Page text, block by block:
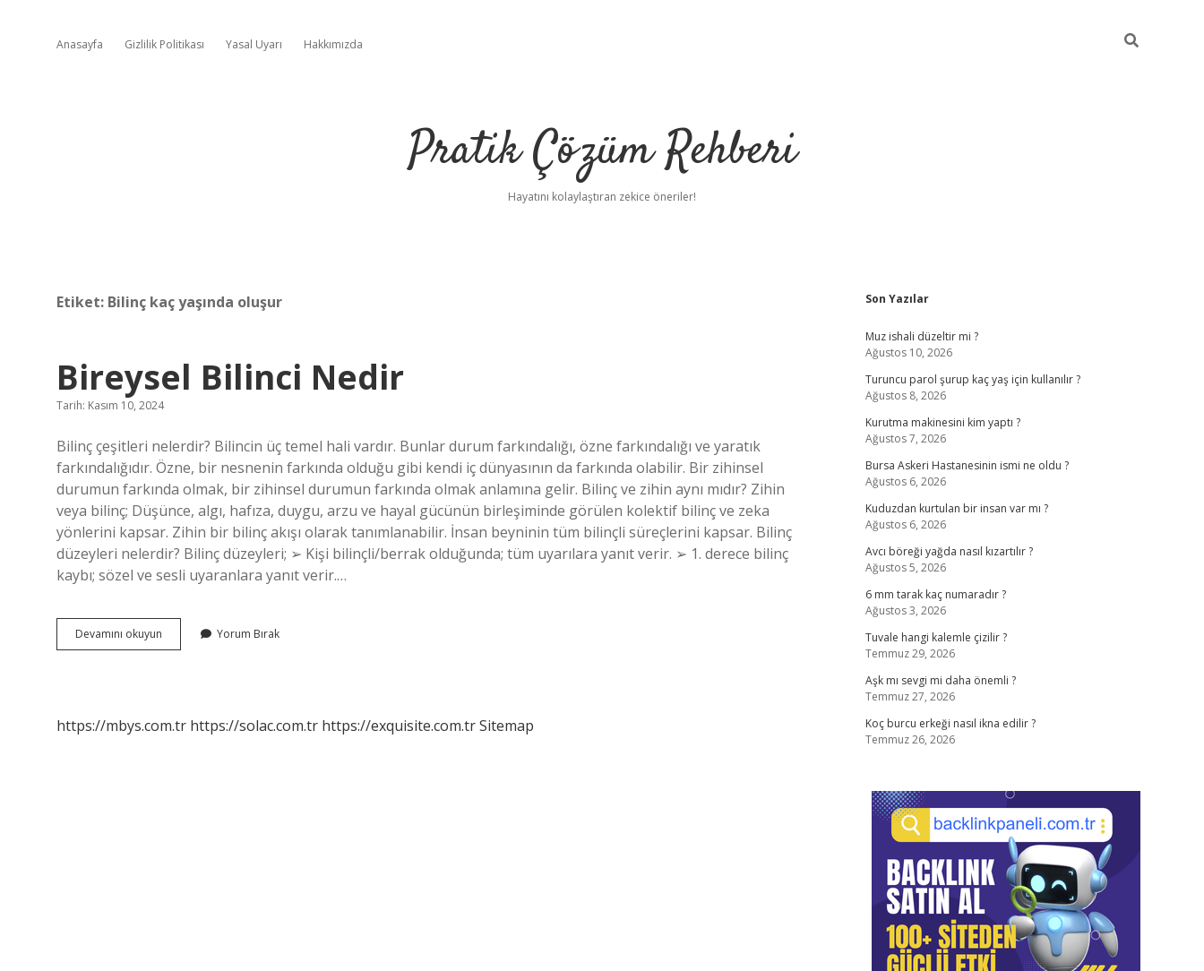
Anasayfa Gizlilik Politikası Yasal Uyarı Hakkımızda
Pratik Çözüm Rehberi
Hayatını kolaylaştıran zekice öneriler!
Etiket: Bilinç kaç yaşında oluşur
Bireysel Bilinci Nedir
Tarih: Kasım 10, 2024
Bilinç çeşitleri nelerdir? Bilincin üç temel hali vardır. Bunlar durum farkındalığı, özne farkındalığı ve yaratık
farkındalığıdır. Özne, bir nesnenin farkında olduğu gibi kendi iç dünyasının da farkında olabilir. Bir zihinsel
durumun farkında olmak, bir zihinsel durumun farkında olmak anlamına gelir. Bilinç ve zihin aynı mıdır? Zihin
veya bilinç; Düşünce, algı, hafıza, duygu, arzu ve hayal gücünün birleşiminde görülen kolektif bilinç ve zeka
yönlerini kapsar. Zihin bir bilinç akışı olarak tanımlanabilir. İnsan beyninin tüm bilinçli süreçlerini kapsar. Bilinç
düzeyleri nelerdir? Bilinç düzeyleri; ➢ Kişi bilinçli/berrak olduğunda; tüm uyarılara yanıt verir. ➢ 1. derece bilinç
kaybı; sözel ve sesli uyaranlara yanıt verir.…
Devamını okuyun Bireysel
Bilinci
Yorum Bırak
https://mbys.com.tr https://solac.com.tr https://exquisite.com.trSitemap
Sidebar
Son Yazılar
Muz ishali düzeltir mi ?
Ağustos 10, 2026
Turuncu parol şurup kaç yaş için kullanılır ?
Ağustos 8, 2026
Kurutma makinesini kim yaptı ?
Ağustos 7, 2026
Bursa Askeri Hastanesinin ismi ne oldu ?
Ağustos 6, 2026
Kuduzdan kurtulan bir insan var mı ?
Ağustos 6, 2026
Avcı böreği yağda nasıl kızartılır ?
Ağustos 5, 2026
6 mm tarak kaç numaradır ?
Ağustos 3, 2026
Tuvale hangi kalemle çizilir ?
Temmuz 29, 2026
Aşk mı sevgi mi daha önemli ?
Temmuz 27, 2026
Koç burcu erkeği nasıl ikna edilir ?
Temmuz 26, 2026